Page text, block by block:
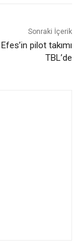
Sonraki İçerik
pilot takımı
TBL’de